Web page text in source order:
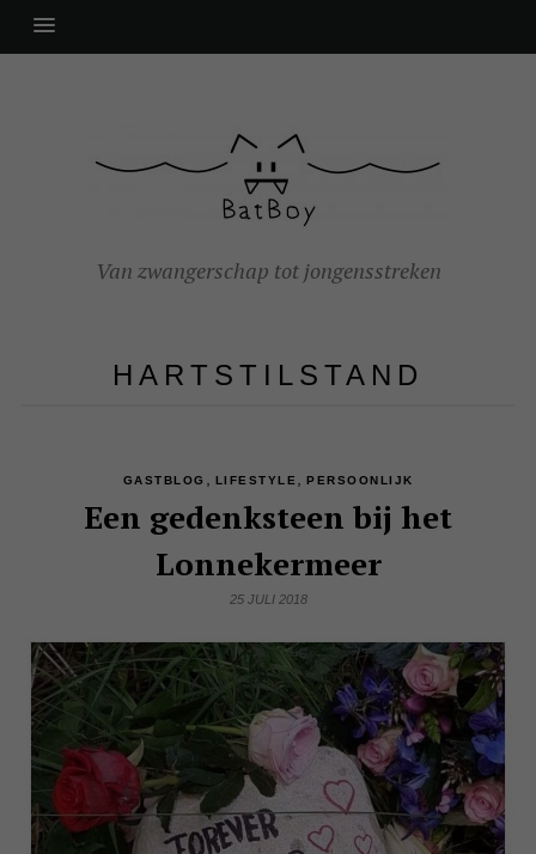
Van zwangerschap tot jongensstreken
HARTSTILSTAND
GASTBLOG LIFESTYLE PERSOONLIJK
Een gedenksteen bij het
Lonnekermeer
25 JULI 2018